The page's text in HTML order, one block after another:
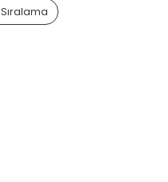
Sıralama